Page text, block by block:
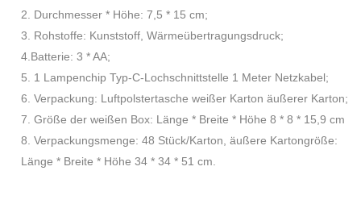
2. Durchmesser * Höhe: 7,5 * 15 cm;
3. Rohstoffe: Kunststoff, Wärmeübertragungsdruck;
4.Batterie: 3 * AA;
5. 1 Lampenchip Typ-C-Lochschnittstelle 1 Meter Netzkabel;
6. Verpackung: Luftpolstertasche weißer Karton äußerer Karton;
7. Größe der weißen Box: Länge * Breite * Höhe 8 * 8 * 15,9 cm
8. Verpackungsmenge: 48 Stück/Karton, äußere Kartongröße:
Länge * Breite * Höhe 34 * 34 * 51 cm.